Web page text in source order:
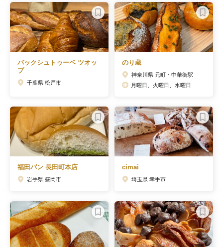
バックシュトゥーベ ツオッ
プ
千葉県 松戸市
のり蔵
神奈川県 元町・中華街駅
月曜日、火曜日、水曜日
福田パン 長田町本店
岩手県 盛岡市
cimai
埼玉県 幸手市